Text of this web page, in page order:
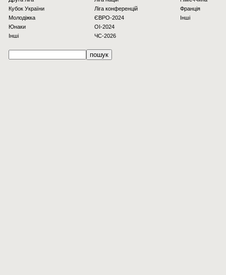
Кубок України
Молодіжка
Юнаки
Інші
Ліга конференцій
ЄВРО-2024
OI-2024
ЧС-2026
Франція
Інші